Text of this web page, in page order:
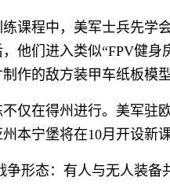
课程中，美军士兵先学
他们进入类似“FPV健
作的敌方装甲车纸板模型
仅在得州进行。美军驻
本宁堡将在10月开设新
争形态：有人与无人装备